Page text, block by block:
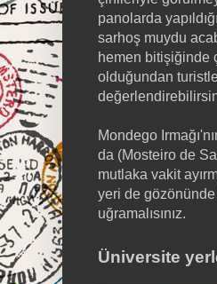
panolarda
sarhoş muydu
hemen bitişiğinde
olduğundan
Mondego
da (Mosteiro de
mutlaka vakit
yeri de gözönünde
uğramalısınız.
Üniversite